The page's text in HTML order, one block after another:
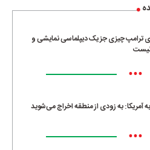
ترامپ چیزی جز یک دیپلماسی نمایشی و
نیست
•••
آمریکا: به زودی از منطقه اخراج می‌شوید
•••